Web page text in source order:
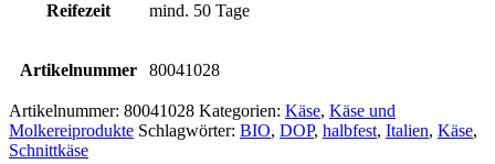
Reifezeit mind. 50 Tage
Artikelnummer 80041028
Artikelnummer: 80041028 Kategorien: Käse, Käse und
Molkereiprodukte Schlagwörter: BIO, DOP, halbfest, Italien, Käse,
Schnittkäse